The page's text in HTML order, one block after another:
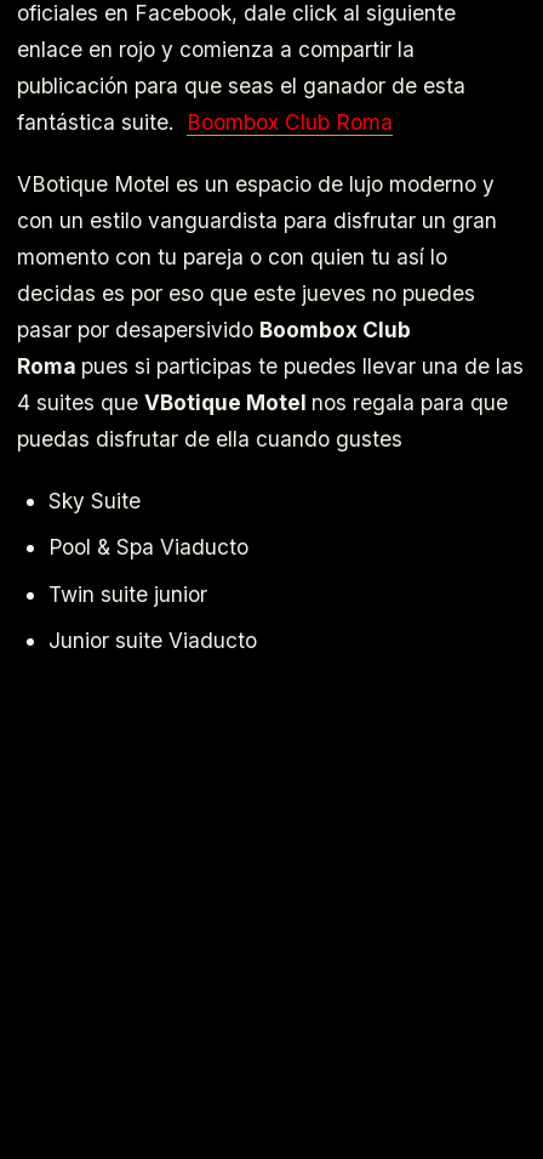
oficiales en Facebook, dale click al siguiente
enlace en rojo y comienza a compartir la
publicación para que seas el ganador de esta
fantástica suite. Boombox Club Roma
VBotique Motel es un espacio de lujo moderno y
con un estilo vanguardista para disfrutar un gran
momento con tu pareja o con quien tu así lo
decidas es por eso que este jueves no puedes
pasar por desapersivido Boombox Club
Roma pues si participas te puedes llevar una de las
4 suites que VBotique Motel nos regala para que
puedas disfrutar de ella cuando gustes
Sky Suite
Pool & Spa Viaducto
Twin suite junior
Junior suite Viaducto